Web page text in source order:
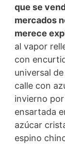
que se
mercados
merece
al vapor
con
universal
calle con
invierno
ensartada
azúcar
espino